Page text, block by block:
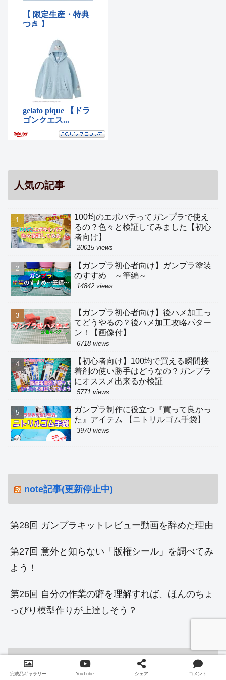
人気の記事
100均のエポパテってガンプラで使え
るの？色々と検証してみました【初心
者向け】
20015 views
【ガンプラ初心者向け】ガンプラ塗装
のすすめ ～筆編～
14842 views
【ガンプラ初心者向け】後ハメ加工っ
てどうやるの？後ハメ加工攻略パター
ン！【画像付】
6718 views
【初心者向け】100均で買える瞬間接
着剤の使い勝手はどうなの？ガンプラ
にオススメ出来るか検証
5771 views
ガンプラ制作に役立つ『買って良かっ
た』アイテム 【ニトリルゴム手袋】
3970 views
note記事(更新停止中)
第28回 ガンプラキットレビュー動画を辞めた理由
第27回 意外と知らない「版権シール」を調べてみ
よう！
第26回 自分の作業の癖を理解すれば、ほんのちょ
っぴり模型作りが上達しそう？
相互リンク受付中
完成品ギャラリー YouTube シェア コメント